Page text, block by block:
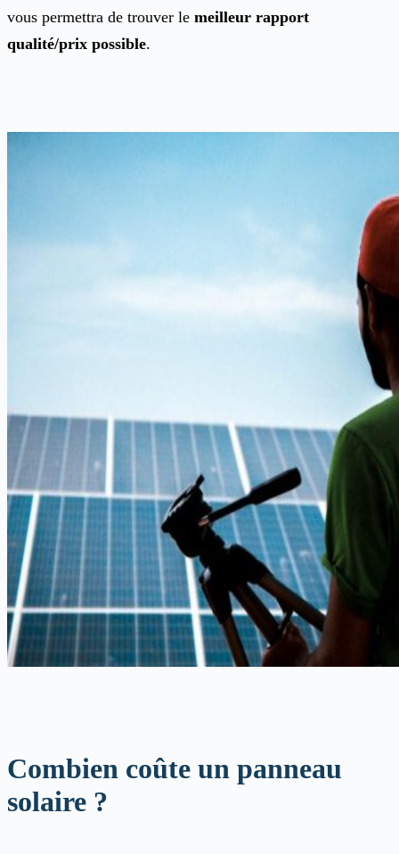
vous permettra de trouver le meilleur rapport
qualité/prix possible.
Combien coûte un panneau
solaire ?